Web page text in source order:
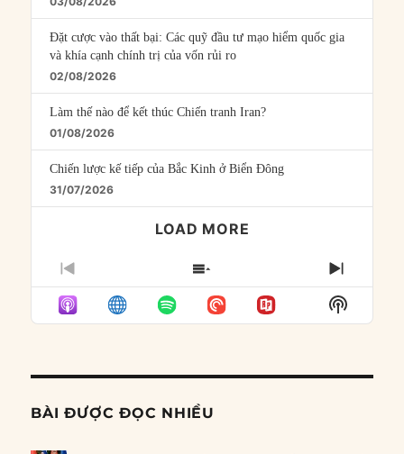
Đặt cược vào thất bại: Các quỹ đầu tư mạo hiểm quốc gia
và khía cạnh chính trị của vốn rủi ro
02/08/2026
Làm thế nào để kết thúc Chiến tranh Iran?
01/08/2026
Chiến lược kế tiếp của Bắc Kinh ở Biển Đông
31/07/2026
LOAD MORE
PREVIOUS
EPISODE
SHOW
EPISODES
LIST
NEXT
Show
Podcast
BÀI ĐƯỢC ĐỌC NHIỀU